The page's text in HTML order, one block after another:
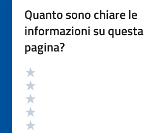
Quanto sono chiare le
informazioni su questa
pagina?
Valutazione